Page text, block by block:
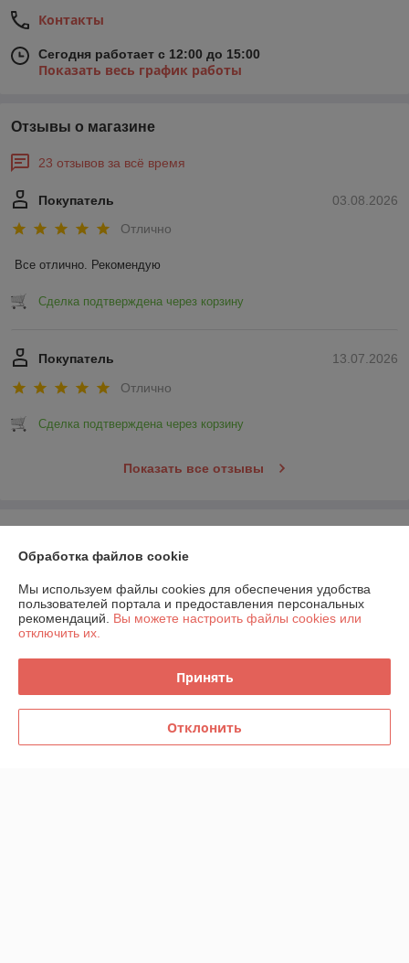
Контакты
Сегодня работает с 12:00 до 15:00
Показать весь график работы
Отзывы о магазине
23 отзывов за всё время
03.08.2026
Покупатель
Отлично
Все отлично. Рекомендую
Сделка подтверждена через корзину
13.07.2026
Покупатель
Отлично
Сделка подтверждена через корзину
Показать все отзывы
О нас
Доставка и оплата
График работы
Политика обработки cookies
Обработка файлов cookie
Мы используем файлы cookies для обеспечения удобства
пользователей портала и предоставления персональных
рекомендаций. Вы можете настроить файлы cookies или
отключить их.
Принять
Отклонить